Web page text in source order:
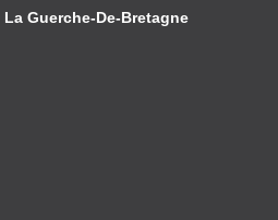
Guerche-De-Bretagne